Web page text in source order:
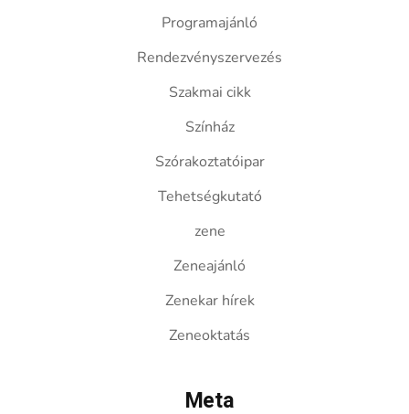
Programajánló
Rendezvényszervezés
Szakmai cikk
Színház
Szórakoztatóipar
Tehetségkutató
zene
Zeneajánló
Zenekar hírek
Zeneoktatás
Meta